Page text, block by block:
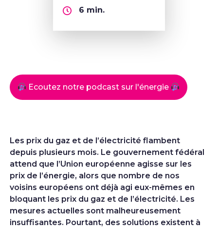
6 min.
Ecoutez notre podcast sur l'énergie
Les prix du gaz et de l’électricité flambent
depuis plusieurs mois. Le gouvernement fédéral
attend que l’Union européenne agisse sur les
prix de l’énergie, alors que nombre de nos
voisins européens ont déjà agi eux-mêmes en
bloquant les prix du gaz et de l’électricité. Les
mesures actuelles sont malheureusement
insuffisantes. Pourtant, des solutions existent à